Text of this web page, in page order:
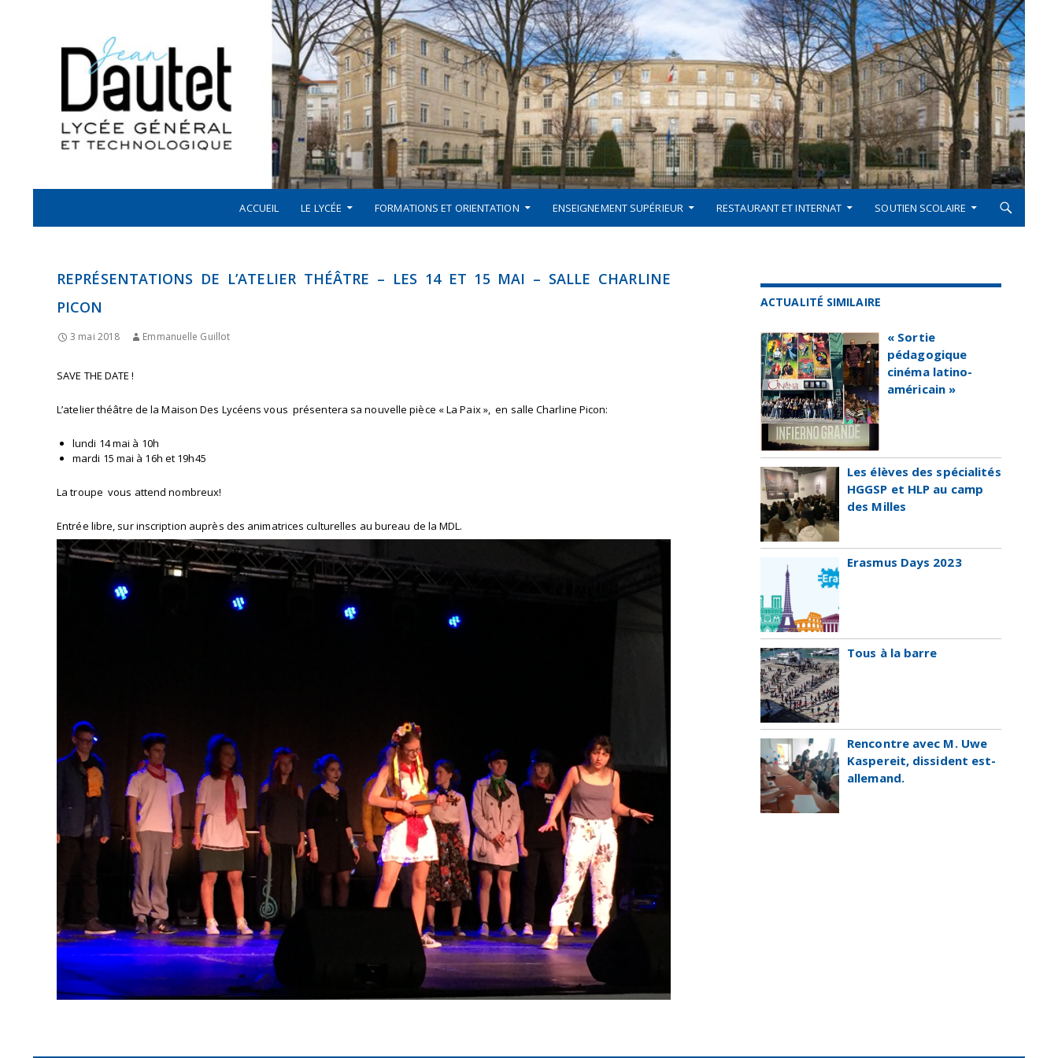
LYCÉE JEAN DAUTET À LA ROCHELLE
ACCUEIL LE LYCÉE FORMATIONS ET ORIENTATION ENSEIGNEMENT SUPÉRIEUR RESTAURANT ET INTERNAT SOUTIEN SCOLAIRE
REPRÉSENTATIONS DE L’ATELIER THÉÂTRE – LES 14 ET 15 MAI – SALLE CHARLINE
PICON
3 mai 2018 Emmanuelle Guillot
SAVE THE DATE !
L’atelier théâtre de la Maison Des Lycéens vous présentera sa nouvelle pièce « La Paix », en salle Charline Picon:
lundi 14 mai à 10h
mardi 15 mai à 16h et 19h45
La troupe vous attend nombreux!
Entrée libre, sur inscription auprès des animatrices culturelles au bureau de la MDL.
ACTUALITÉ SIMILAIRE
« Sortie
pédagogique
cinéma latino-
américain »
Les élèves des spécialités
HGGSP et HLP au camp
des Milles
Erasmus Days 2023
Tous à la barre
Rencontre avec M. Uwe
Kaspereit, dissident est-
allemand.